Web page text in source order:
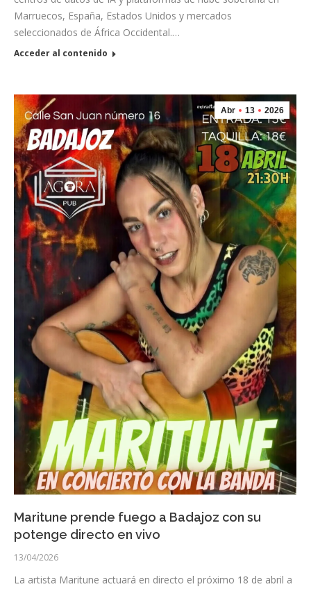
Marruecos, España, Estados Unidos y mercados
seleccionados de África Occidental.…
Acceder al contenido
Abr 13 2026
Maritune prende fuego a Badajoz con su
potenge directo en vivo
13/04/2026
La artista Maritune actuará en directo el próximo 18 de abril a